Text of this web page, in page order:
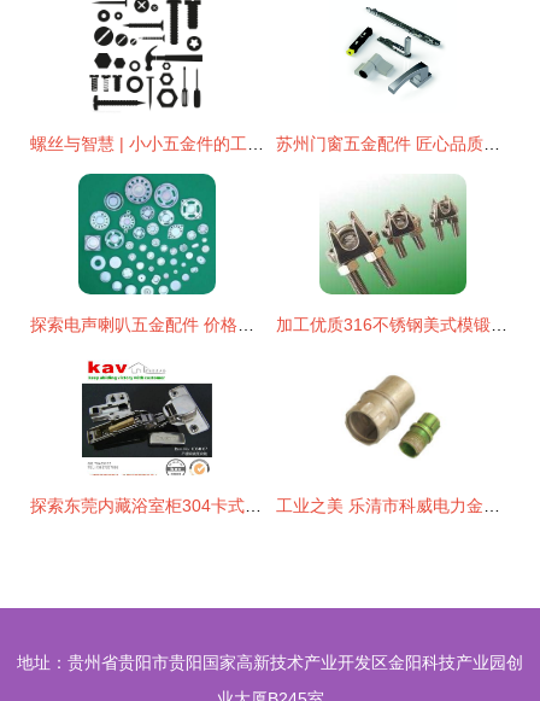
地址：贵州省贵阳市贵阳国家高新技术产业开发区金阳科技产业园创